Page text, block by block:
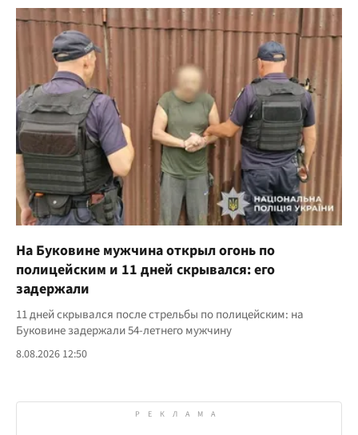
На Буковине мужчина открыл огонь по
полицейским и 11 дней скрывался: его
задержали
11 дней скрывался после стрельбы по полицейским: на
Буковине задержали 54-летнего мужчину
8.08.2026 12:50